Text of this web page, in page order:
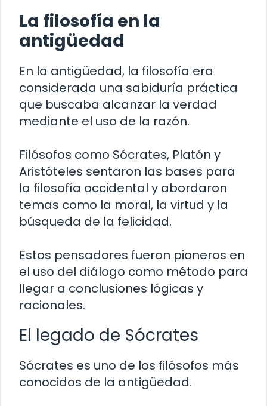
La filosofía en la
antigüedad
En la antigüedad, la filosofía era
considerada una sabiduría práctica
que buscaba alcanzar la verdad
mediante el uso de la razón.
Filósofos como Sócrates, Platón y
Aristóteles sentaron las bases para
la filosofía occidental y abordaron
temas como la moral, la virtud y la
búsqueda de la felicidad.
Estos pensadores fueron pioneros en
el uso del diálogo como método para
llegar a conclusiones lógicas y
racionales.
El legado de Sócrates
Sócrates es uno de los filósofos más
conocidos de la antigüedad.